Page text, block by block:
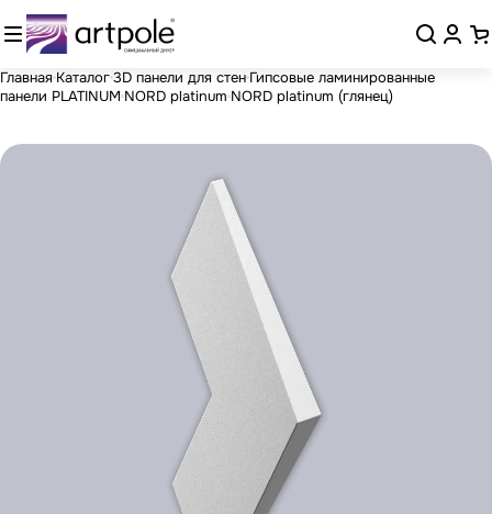
Главная Каталог3D панели для стен Гипсовые ламинированные
панели PLATINUM NORD platinum NORD platinum (глянец)